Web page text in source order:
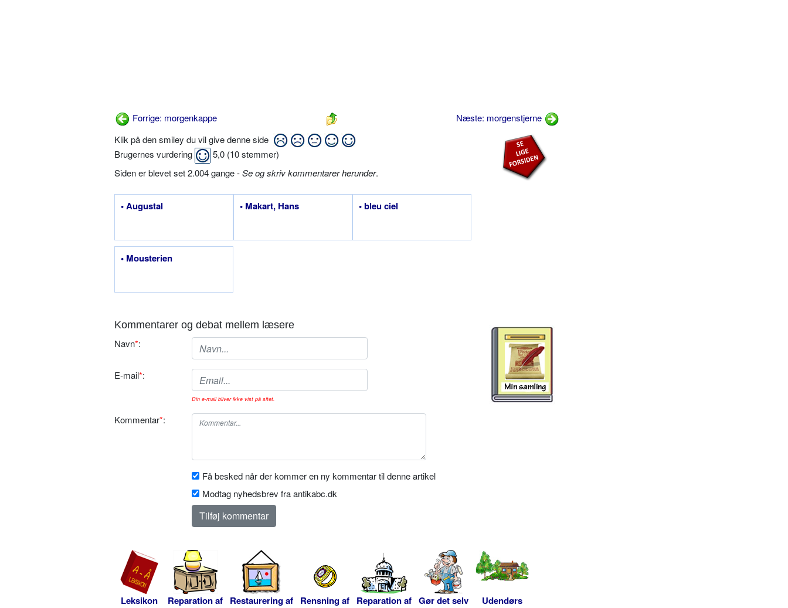
Forrige: morgenkappe
Næste: morgenstjerne
Klik på den smiley du vil give denne side
Brugernes vurdering
5,0 (10stemmer)
Siden er blevet set 2.004 gange -Se og skriv kommentarer herunder.
• Augustal • Makart, Hans • bleu ciel
• Mousterien
Kommentarer og debat mellem læsere
Navn*:
E-mail*:
Din e-mail bliver ikke vist på sitet.
Kommentar*:
Få besked når der kommer en ny kommentar til denne artikel
Modtag nyhedsbrev fra antikabc.dk
Leksikon
Reparation af Restaurering af Rensning af Reparation af Gør det selv Udendørs